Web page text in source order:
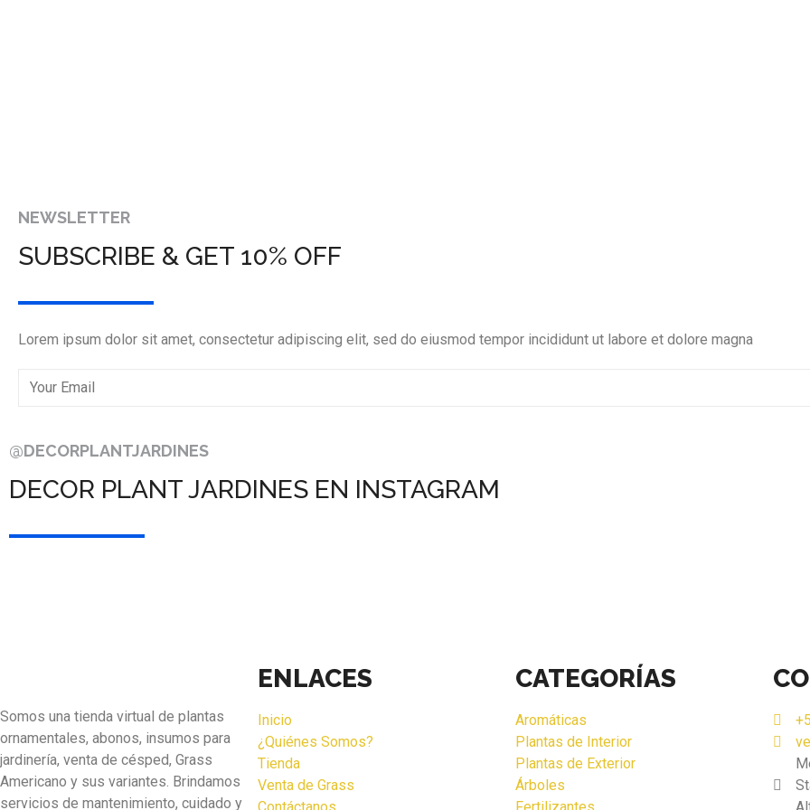
NEWSLETTER
SUBSCRIBE & GET 10% OFF
Lorem ipsum dolor sit amet, consectetur adipiscing elit, sed do eiusmod tempor incididunt ut labore et dolore magna
@DECORPLANTJARDINES
DECOR PLANT JARDINES EN INSTAGRAM
Somos una tienda virtual de plantas
ornamentales, abonos, insumos para
jardinería, venta de césped, Grass
Americano y sus variantes. Brindamos
servicios de mantenimiento, cuidado y
ENLACES
Inicio
¿Quiénes Somos?
Tienda
Venta de Grass
CATEGORÍAS
Aromáticas
Plantas de Interior
Plantas de Exterior
Árboles